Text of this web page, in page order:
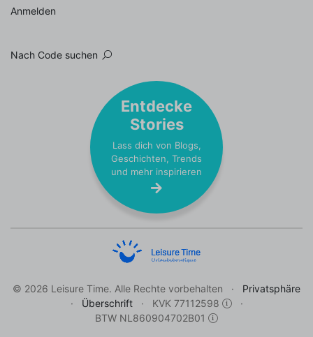
Anmelden
Nach Code suchen
Entdecke
Stories
Lass dich von Blogs,
Geschichten, Trends
und mehr inspirieren
© 2026 Leisure Time. Alle Rechte vorbehalten
Privatsphäre
Überschrift
KVK 77112598
BTW NL860904702B01